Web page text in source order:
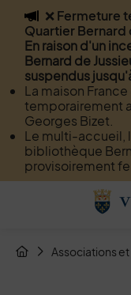
Flash info
❌ Fermeture
Quartier Bernard
En raison d'un
Bernard de
suspendus
La maison
temporairement
Georges Bizet.
Le multi-accueil,
bibliothèque
provisoirement
Menu de raccourcis
Menu
Recherche
Page de contact
Contenu
Fil d'Arianne de la
Page d'accueil du site
Associations